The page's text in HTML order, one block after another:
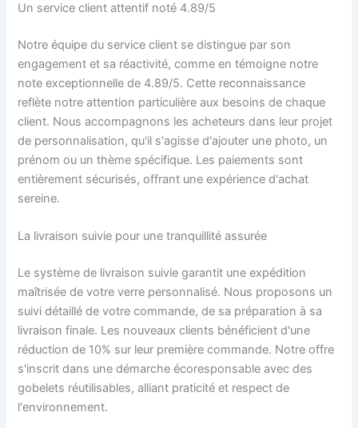
Un service client attentif noté 4.89/5
Notre équipe du service client se distingue par son
engagement et sa réactivité, comme en témoigne notre
note exceptionnelle de 4.89/5. Cette reconnaissance
reflète notre attention particulière aux besoins de chaque
client. Nous accompagnons les acheteurs dans leur projet
de personnalisation, qu'il s'agisse d'ajouter une photo, un
prénom ou un thème spécifique. Les paiements sont
entièrement sécurisés, offrant une expérience d'achat
sereine.
La livraison suivie pour une tranquillité assurée
Le système de livraison suivie garantit une expédition
maîtrisée de votre verre personnalisé. Nous proposons un
suivi détaillé de votre commande, de sa préparation à sa
livraison finale. Les nouveaux clients bénéficient d'une
réduction de 10% sur leur première commande. Notre offre
s'inscrit dans une démarche écoresponsable avec des
gobelets réutilisables, alliant praticité et respect de
l'environnement.